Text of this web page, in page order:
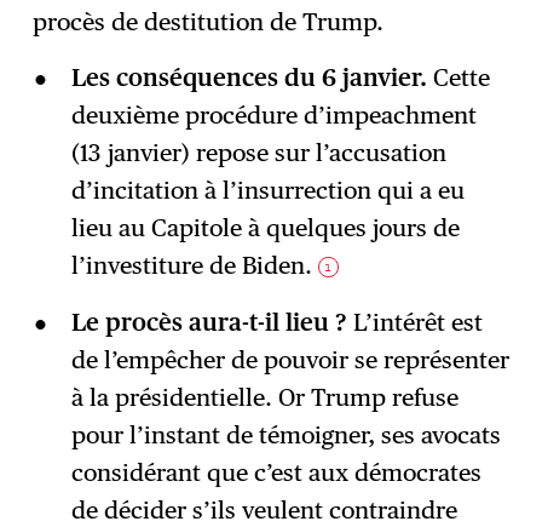
procès de destitution de Trump.
Les conséquences du 6 janvier. Cette
deuxième procédure d’impeachment
(13 janvier) repose sur l’accusation
d’incitation à l’insurrection qui a eu
lieu au Capitole à quelques jours de
l’investiture de Biden.
1
Le procès aura-t-il lieu ? L’intérêt est
de l’empêcher de pouvoir se représenter
à la présidentielle. Or Trump refuse
pour l’instant de témoigner, ses avocats
considérant que c’est aux démocrates
de décider s’ils veulent contraindre